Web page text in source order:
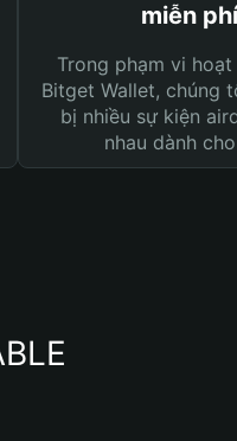
miễn phí
Trong phạm vi
Bitget Wallet, chúng
bị nhiều sự kiện
nhau dành